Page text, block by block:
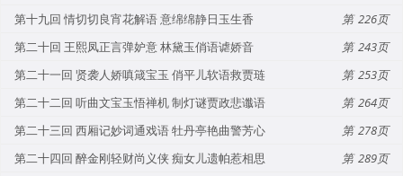
第十九回 情切切良宵花解语 意绵绵静日玉生香
226
第二十回 王熙凤正言弹妒意 林黛玉俏语谑娇音
243
第二十一回 贤袭人娇嗔箴宝玉 俏平儿软语救贾琏
253
第二十二回 听曲文宝玉悟禅机 制灯谜贾政悲谶语
264
第二十三回 西厢记妙词通戏语 牡丹亭艳曲警芳心
278
第二十四回 醉金刚轻财尚义侠 痴女儿遗帕惹相思
289